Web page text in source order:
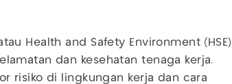
Health and Safety Environment (HSE)
dan kesehatan tenaga kerja.
risiko di lingkungan kerja dan cara